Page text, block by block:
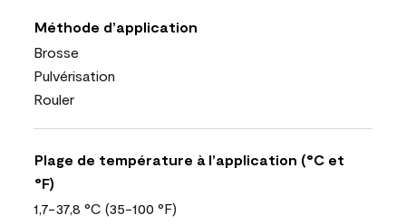
Méthode d’application
Brosse
Pulvérisation
Rouler
Plage de température à l’application (°C et
°F)
1,7-37,8 °C (35-100 °F)